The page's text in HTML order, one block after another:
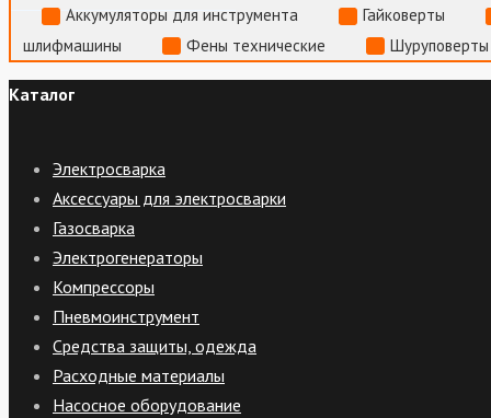
Аккумуляторы для инструмента
Гайковерты
шлифмашины
Фены технические
Каталог
Электросварка
Аксессуары для электросварки
Газосварка
Электрогенераторы
Компрессоры
Пневмоинструмент
Средства защиты, одежда
Расходные материалы
Насосное оборудование